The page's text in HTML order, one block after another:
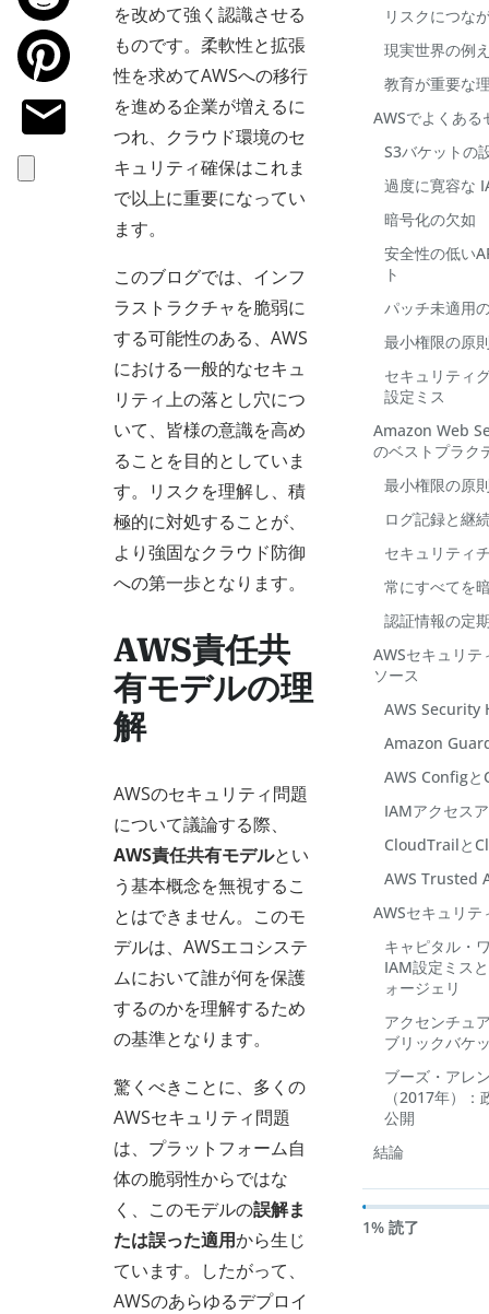
を改めて強く認識させる
ものです。柔軟性と拡張
性を求めてAWSへの移行
を進める企業が増えるに
つれ、クラウド環境のセ
キュリティ確保はこれま
で以上に重要になってい
ます。
このブログでは、インフ
ラストラクチャを脆弱に
する可能性のある、AWS
における一般的なセキュ
リティ上の落とし穴につ
いて、皆様の意識を高め
ることを目的としていま
す。リスクを理解し、積
極的に対処することが、
より強固なクラウド防御
への第一歩となります。
AWS責任共
有モデルの理
解
AWSのセキュリティ問題
について議論する際、
AWS責任共有モデルとい
う基本概念を無視するこ
とはできません。このモ
デルは、AWSエコシステ
ムにおいて誰が何を保護
するのかを理解するため
の基準となります。
驚くべきことに、多くの
AWSセキュリティ問題
は、プラットフォーム自
体の脆弱性からではな
く、このモデルの誤解ま
たは誤った適用から生じ
ています。したがって、
AWSのあらゆるデプロイ
リスクにつな
現実世界の例
教育が重要な
AWSでよくあ
S3バケットの
過度に寛容な
暗号化の欠如
安全性の低い
ト
パッチ未適用
最小権限の原
セキュリティ
設定ミス
Amazon Web
のベストプラク
最小権限の原
ログ記録と継
セキュリティ
常にすべてを
認証情報の定
AWSセキュリ
ソース
AWS Security
Amazon
AWS Config
IAMアクセス
CloudTrailと
AWS Trusted
AWSセキュリ
キャピタル・
IAM設定ミス
ォージェリ
アクセンチュ
ブリックバケ
ブーズ・アレ
（2017年）
公開
結論
1% 読了